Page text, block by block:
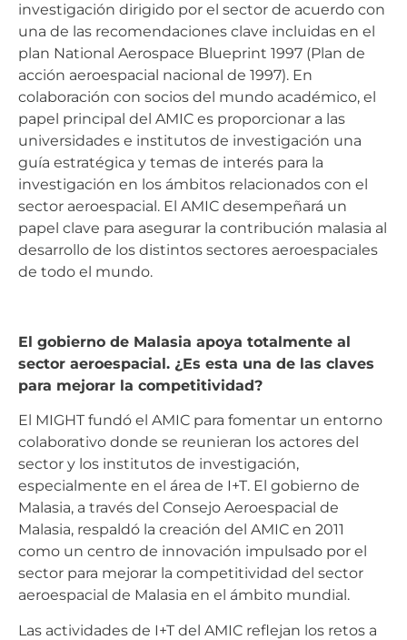
investigación dirigido por el sector de acuerdo con
una de las recomendaciones clave incluidas en el
plan National Aerospace Blueprint 1997 (Plan de
acción aeroespacial nacional de 1997). En
colaboración con socios del mundo académico, el
papel principal del AMIC es proporcionar a las
universidades e institutos de investigación una
guía estratégica y temas de interés para la
investigación en los ámbitos relacionados con el
sector aeroespacial. El AMIC desempeñará un
papel clave para asegurar la contribución malasia al
desarrollo de los distintos sectores aeroespaciales
de todo el mundo.
El gobierno de Malasia apoya totalmente al
sector aeroespacial. ¿Es esta una de las claves
para mejorar la competitividad?
El MIGHT fundó el AMIC para fomentar un entorno
colaborativo donde se reunieran los actores del
sector y los institutos de investigación,
especialmente en el área de I+T. El gobierno de
Malasia, a través del Consejo Aeroespacial de
Malasia, respaldó la creación del AMIC en 2011
como un centro de innovación impulsado por el
sector para mejorar la competitividad del sector
aeroespacial de Malasia en el ámbito mundial.
Las actividades de I+T del AMIC reflejan los retos a